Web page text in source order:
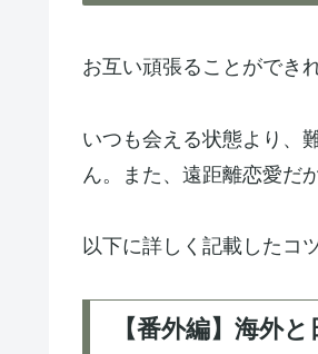
お互い頑張ることができ
いつも会える状態より、
ん。また、遠距離恋愛だ
以下に詳しく記載したコ
【番外編】海外